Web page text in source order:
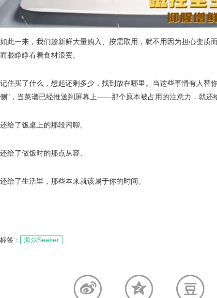
如此一来，我们趁新鲜大量购入、按需取用，就不用因为担心变质
而眼睁睁看着食材浪费。
记住买了什么，想起还剩多少，找到放在哪里。当这些事情有人替
侧”，当菜谱已经推送到屏幕上——那个原本被占用的注意力，就还
还给了饭桌上的那段闲聊。
还给了做饭时的那点从容。
还给了生活里，那些本来就该属于你的时间。
标签： 海尔Seeker